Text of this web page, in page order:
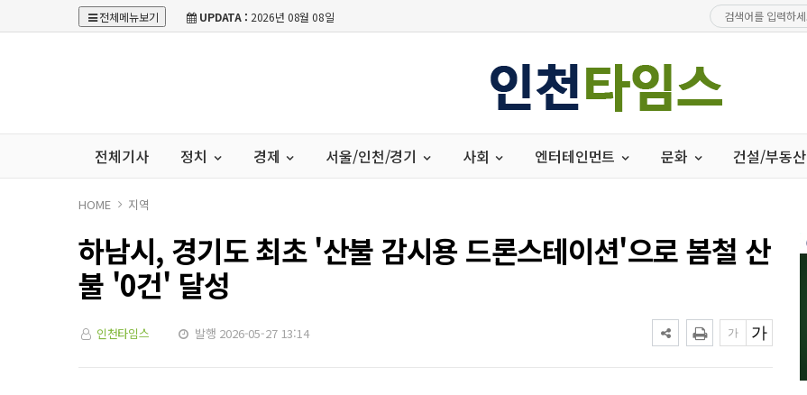
전체메뉴보기 UPDATA : 2026년 08월 08일
전체기사 정치 경제 서울/인천/경기 사회 엔터테인먼트 문화 건설/부동산
HOME 지역
하남시, 경기도 최초 '산불 감시용 드론스테이션'으로 봄철 산
불 '0건' 달성
인천타임스 발행 2026-05-27 13:14